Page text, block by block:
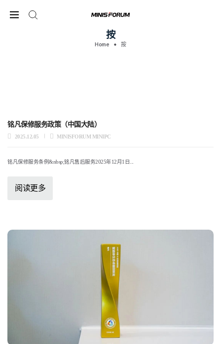
按
Home 按
铭凡保修服务政策（中国大陆）
2025.12.05 MINISFORUM MINIPC
铭凡保修服务条例&nbsp;铭凡售后服务2025年12月1日...
阅读更多